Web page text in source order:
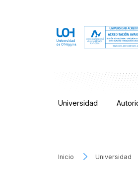
Universidad
Inicio Universidad